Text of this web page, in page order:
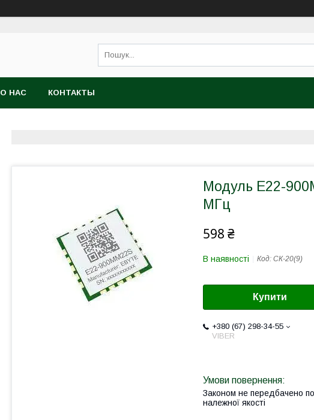
О НАС КОНТАКТЫ
Модуль E22-
МГц
598 ₴
В наявності Код: СК-20(9)
Купити
+380 (67) 298-34-55
VIBER
Законом не передбачено
належної якості